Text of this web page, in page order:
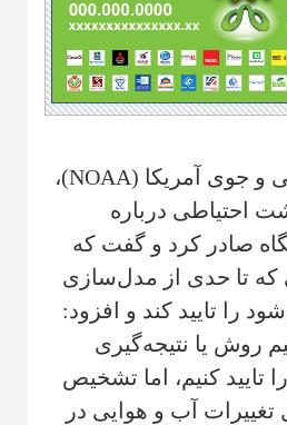
و جوی آمریکا (NOAA)،
احتیاطی درباره
صادر کرد و گفت که
که تا حدی از مدل‌سازی
را تایید کند و افزود:
روش یا نتیجه‌گیری
تایید کنیم، اما تشخیص
تغییرات آب و هوایی در